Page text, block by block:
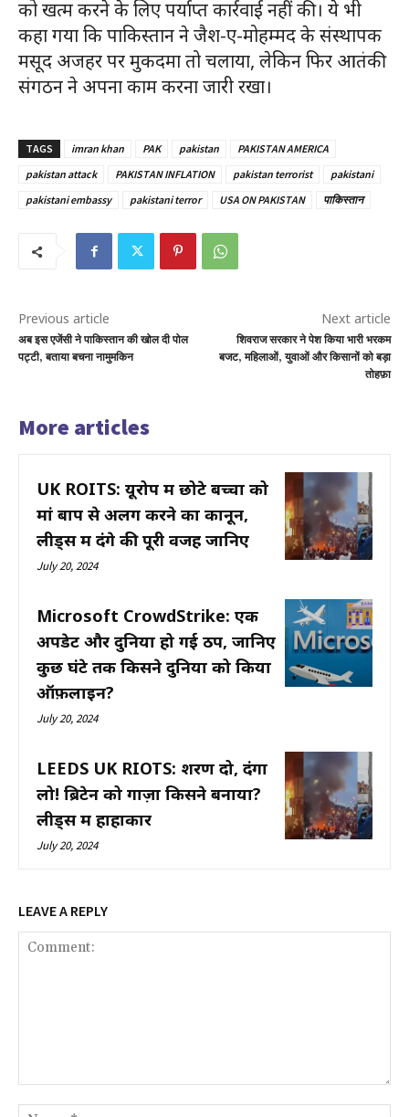
को खत्म करने के लिए पर्याप्त कार्रवाई नहीं की। ये भी
कहा गया कि पाकिस्तान ने जैश-ए-मोहम्मद के संस्थापक
मसूद अजहर पर मुकदमा तो चलाया, लेकिन फिर आतंकी
संगठन ने अपना काम करना जारी रखा।
TAGS imran khan PAK pakistan
PAKISTAN AMERICA
pakistan attack
PAKISTAN INFLATION pakistan terrorist
pakistani
pakistani embassy
pakistani terror USA ON PAKISTAN पाकिस्तान
Previous article
अब इस एजेंसी ने पाकिस्तान की खोल दी पोल
पट्टी, बताया बचना नामुमकिन
Next article
शिवराज सरकार ने पेश किया भारी भरकम
बजट, महिलाओं, युवाओं और किसानों को बड़ा
तोहफ़ा
More articles
UK ROITS: यूरोप में छोटे बच्चों को
मां बाप से अलग करने का कानून,
लीड्स में दंगे की पूरी वजह जानिए
July 20, 2024
Microsoft CrowdStrike: एक
अपडेट और दुनिया हो गई ठप, जानिए
कुछ घंटे तक किसने दुनिया को किया
ऑफ़लाइन?
July 20, 2024
LEEDS UK RIOTS: शरण दो, दंगा
लो! ब्रिटेन को गाज़ा किसने बनाया?
लीड्स में हाहाकार
July 20, 2024
LEAVE A REPLY